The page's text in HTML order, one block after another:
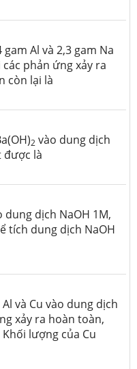
Al và 2,3 gam Na
phản ứng xảy ra
còn lại là
2 vào dung dịch
được là
dịch NaOH 1M,
tích dung dịch NaOH
và Cu vào dung dịch
xảy ra hoàn toàn,
lượng của Cu